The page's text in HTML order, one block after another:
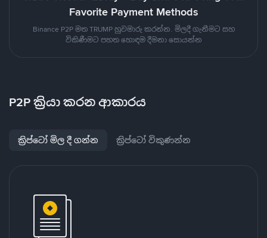
Favorite Payment Methods
Binance P2P මත TRUMP හුවමාරු කරන්න. මිලදී ගැනීමට සහ
විකිණීමට පහත හොඳම දීමනා සොයන්න
P2P ක්‍රියා කරන ආකාරය
ක්‍රිප්ටෝ මිල දී ගන්න ක්‍රිප්ටෝ විකුණන්න